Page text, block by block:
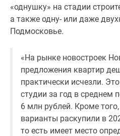
«однушку» на стадии
а также одну- или даже
Подмосковье.
«На рынке новостроек
предложения квартир
практически исчезли.
студии за год в среднем
6 млн рублей. Кроме
варианты раскупили в
то есть имеет место